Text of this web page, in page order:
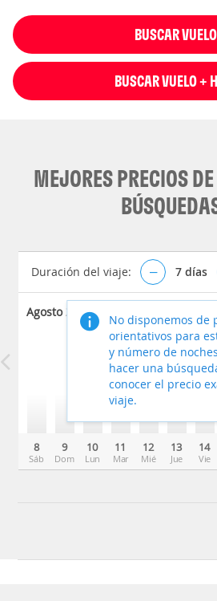
BUSCAR
BUSCAR VUELO +
MEJORES PRECIOS
Duración del viaje: – 7 días
Agosto 2026
8
Sáb
9
Dom
10
Lun
11
Mar
12
Mié
13
Jue
14
Vie
No disponemos de
orientativos para
y número de
hacer una
conocer el precio
viaje.